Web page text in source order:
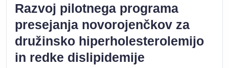
Razvoj pilotnega programa
presejanja novorojenčkov za
družinsko hiperholesterolemijo
in redke dislipidemije